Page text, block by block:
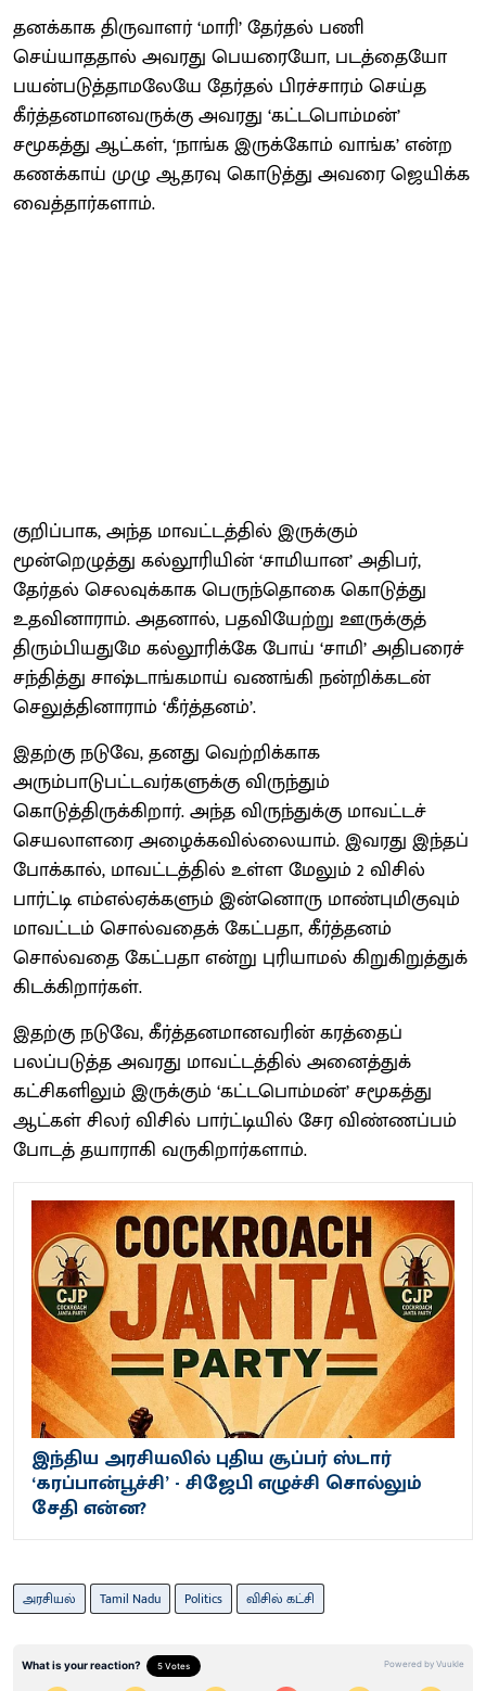
தனக்காக திருவாளர் ‘மாரி’ தேர்தல் பணி
செய்யாததால் அவரது பெயரையோ, படத்தையோ
பயன்படுத்தாமலேயே தேர்தல் பிரச்சாரம் செய்த
கீர்த்தனமானவருக்கு அவரது ‘கட்டபொம்மன்’
சமூகத்து ஆட்கள், ‘நாங்க இருக்கோம் வாங்க’ என்ற
கணக்காய் முழு ஆதரவு கொடுத்து அவரை ஜெயிக்க
வைத்தார்களாம்.
குறிப்பாக, அந்த மாவட்டத்தில் இருக்கும்
மூன்றெழுத்து கல்லூரியின் ‘சாமியான’ அதிபர்,
தேர்தல் செலவுக்காக பெருந்தொகை கொடுத்து
உதவினாராம். அதனால், பதவியேற்று ஊருக்குத்
திரும்பியதுமே கல்லூரிக்கே போய் ‘சாமி’ அதிபரைச்
சந்தித்து சாஷ்டாங்கமாய் வணங்கி நன்றிக்கடன்
செலுத்தினாராம் ‘கீர்த்தனம்’.
இதற்கு நடுவே, தனது வெற்றிக்காக
அரும்பாடுபட்டவர்களுக்கு விருந்தும்
கொடுத்திருக்கிறார். அந்த விருந்துக்கு மாவட்டச்
செயலாளரை அழைக்கவில்லையாம். இவரது இந்தப்
போக்கால், மாவட்டத்தில் உள்ள மேலும் 2 விசில்
பார்ட்டி எம்எல்ஏக்களும் இன்னொரு மாண்புமிகுவும்
மாவட்டம் சொல்வதைக் கேட்பதா, கீர்த்தனம்
சொல்வதை கேட்பதா என்று புரியாமல் கிறுகிறுத்துக்
கிடக்கிறார்கள்.
இதற்கு நடுவே, கீர்த்தனமானவரின் கரத்தைப்
பலப்படுத்த அவரது மாவட்டத்தில் அனைத்துக்
கட்சிகளிலும் இருக்கும் ‘கட்டபொம்மன்’ சமூகத்து
ஆட்கள் சிலர் விசில் பார்ட்டியில் சேர விண்ணப்பம்
போடத் தயாராகி வருகிறார்களாம்.
இந்திய அரசியலில் புதிய சூப்பர் ஸ்டார்
‘கரப்பான்பூச்சி’ - சிஜேபி எழுச்சி சொல்லும்
சேதி என்ன?
அரசியல் Tamil Nadu Politics விசில் கட்சி